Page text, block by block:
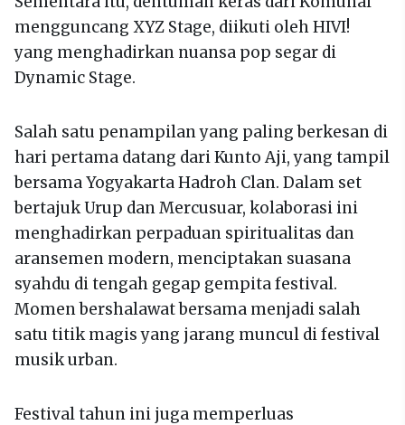
mengguncang XYZ Stage, diikuti oleh HIVI!
yang menghadirkan nuansa pop segar di
Dynamic Stage.
Salah satu penampilan yang paling berkesan di
hari pertama datang dari Kunto Aji, yang tampil
bersama Yogyakarta Hadroh Clan. Dalam set
bertajuk Urup dan Mercusuar, kolaborasi ini
menghadirkan perpaduan spiritualitas dan
aransemen modern, menciptakan suasana
syahdu di tengah gegap gempita festival.
Momen bershalawat bersama menjadi salah
satu titik magis yang jarang muncul di festival
musik urban.
Festival tahun ini juga memperluas